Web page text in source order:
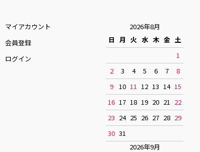
マイアカウント
会員登録
ログイン
2026年8月
日 月 火 水 木 金 土
1
2
3 4 5 6 7
8
9
10 11 12 13 14 15
16 17 18 19 20 21 22
23 24 25 26 27 28 29
30 31
2026年9月